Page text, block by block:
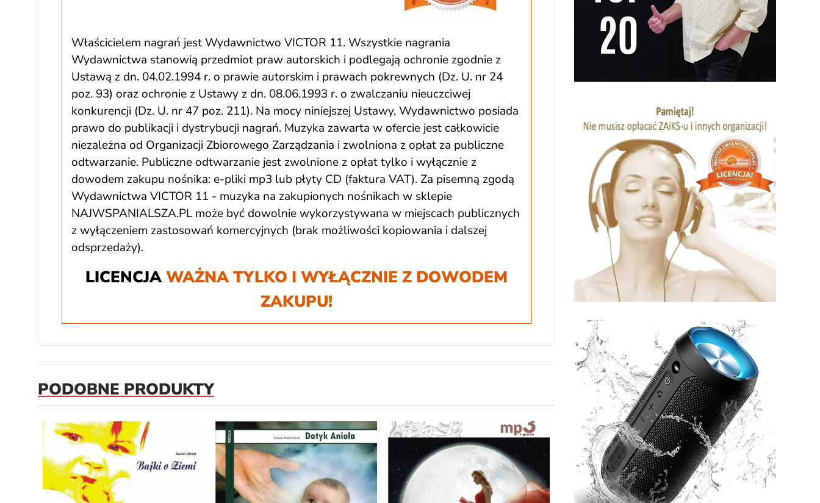
Właścicielem nagrań jest Wydawnictwo VICTOR 11. Wszystkie nagrania
Wydawnictwa stanowią przedmiot praw autorskich i podlegają ochronie zgodnie z
Ustawą z dn. 04.02.1994 r. o prawie autorskim i prawach pokrewnych (Dz. U. nr 24
poz. 93) oraz ochronie z Ustawy z dn. 08.06.1993 r. o zwalczaniu nieuczciwej
konkurencji (Dz. U. nr 47 poz. 211). Na mocy niniejszej Ustawy, Wydawnictwo posiada
prawo do publikacji i dystrybucji nagrań. Muzyka zawarta w ofercie jest całkowicie
niezależna od Organizacji Zbiorowego Zarządzania i zwolniona z opłat za publiczne
odtwarzanie. Publiczne odtwarzanie jest zwolnione z opłat tylko i wyłącznie z
dowodem zakupu nośnika: e-pliki mp3 lub płyty CD (faktura VAT). Za pisemną zgodą
Wydawnictwa VICTOR 11 - muzyka na zakupionych nośnikach w sklepie
NAJWSPANIALSZA.PL może być dowolnie wykorzystywana w miejscach publicznych
z wyłączeniem zastosowań komercyjnych (brak możliwości kopiowania i dalszej
odsprzedaży).
LICENCJA WAŻNA TYLKO I WYŁĄCZNIE Z DOWODEM
ZAKUPU!
PODOBNE PRODUKTY